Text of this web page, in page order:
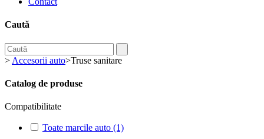
Caută
> Accesorii auto>Truse sanitare
Catalog de produse
Compatibilitate
Toate marcile auto (1)